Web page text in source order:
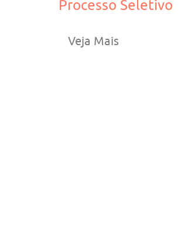
Processo Seletivo
Veja Mais